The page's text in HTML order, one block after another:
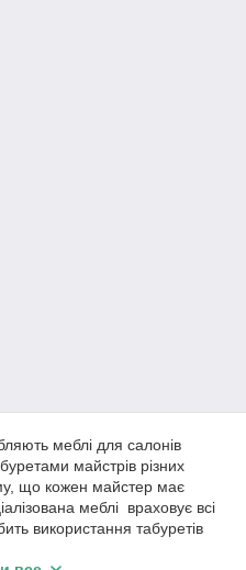
меблі для салонів
майстрів різних
що кожен майстер має
меблі враховує всі
використання табуретів